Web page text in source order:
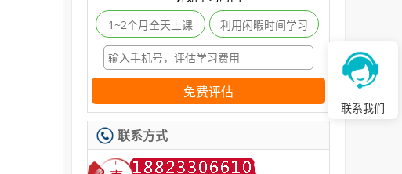
1~2个月全天上课
利用闲暇时间学习
免费评估
联系方式
联系我们